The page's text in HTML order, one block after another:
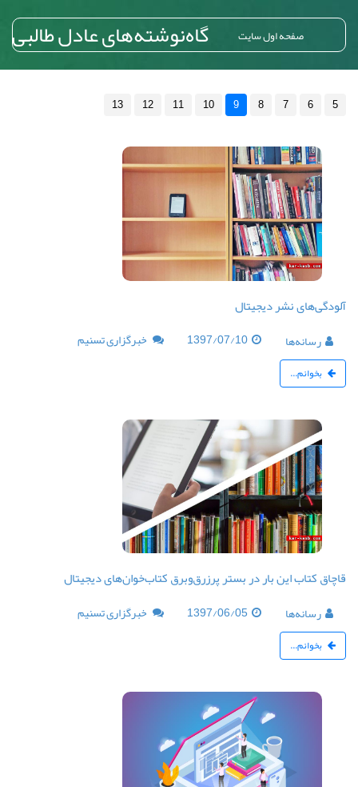
گاه‌نوشته‌های عادل طالبی صفحه اول سایت
5
6
7
8
9
10
11
12
13
آلودگی‌های نشر دیجیتال
رسانه‌ها 1397/07/10 خبرگزاری تسنیم
بخوانم...
قاچاق کتاب این بار در بستر پرزرق‌وبرق کتاب‌خوان‌های دیجیتال
رسانه‌ها 1397/06/05 خبرگزاری تسنیم
بخوانم...